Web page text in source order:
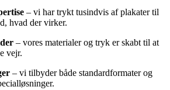
– vi har trykt tusindvis af plakater til
hvad der virker.
– vores materialer og tryk er skabt til at
vejr.
– vi tilbyder både standardformater og